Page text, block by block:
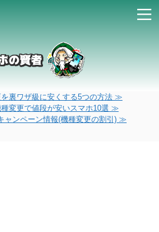
を裏ワザ級に安くする5つの方法 ≫
種変更で値段が安いスマホ10選 ≫
ャンペーン情報(機種変更の割引) ≫